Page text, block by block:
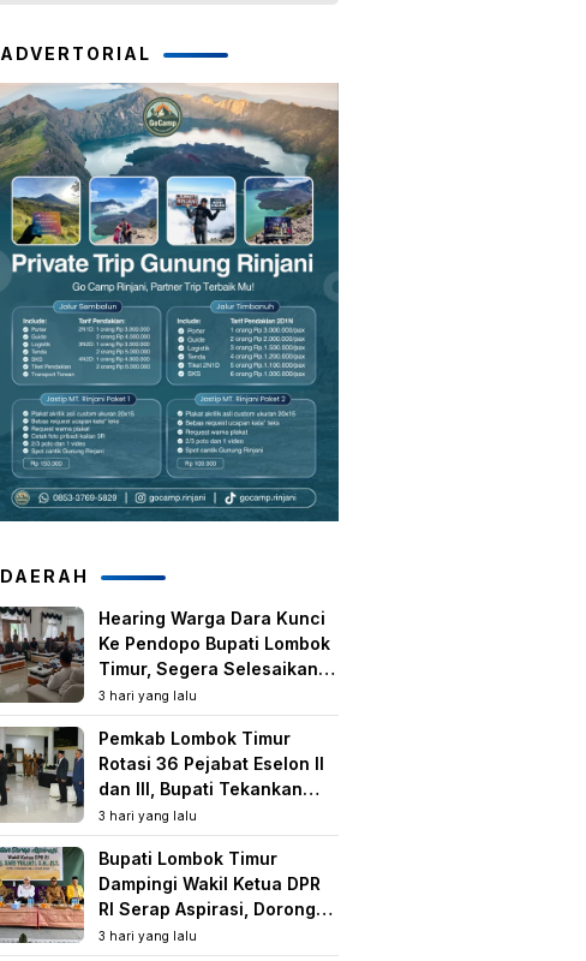
dan Kapolres Lombok Timur
ADVERTORIAL
DAERAH
Hearing Warga Dara Kunci
Ke Pendopo Bupati Lombok
Timur, Segera Selesaikan
Konflik Agraria Eks HGU
Tanjung Kenanga
3 hari yang lalu
Pemkab Lombok Timur
Rotasi 36 Pejabat Eselon II
dan III, Bupati Tekankan
Peningkatan Kinerja dan
Pelayanan Publik
3 hari yang lalu
Bupati Lombok Timur
Dampingi Wakil Ketua DPR
RI Serap Aspirasi, Dorong
Program Strategis untuk
3 hari yang lalu